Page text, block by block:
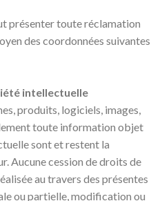
présenter toute réclamation
des coordonnées suivantes
intellectuelle
produits, logiciels, images,
toute information objet
sont et restent la
Aucune cession de droits de
au travers des présentes
ou partielle, modification ou